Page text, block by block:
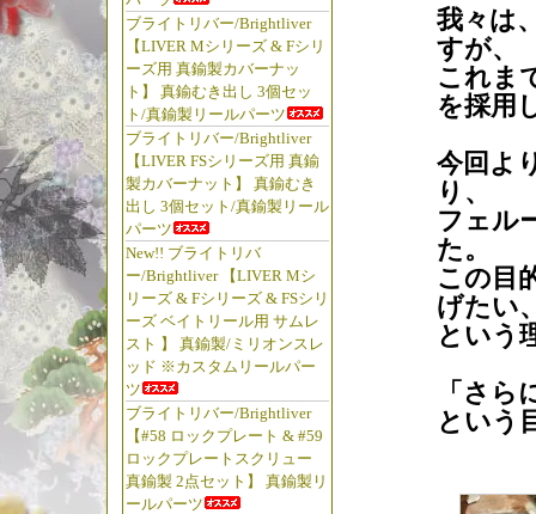
ブライトリバー/Brightliver
【LIVER Mシリーズ & Fシリ
ーズ用 真鍮製カバーナッ
ト】 真鍮むき出し 3個セッ
ト/真鍮製リールパーツ
ブライトリバー/Brightliver
【LIVER FSシリーズ用 真鍮
製カバーナット】 真鍮むき
出し 3個セット/真鍮製リール
パーツ
New!! ブライトリバ
ー/Brightliver 【LIVER Mシ
リーズ & Fシリーズ & FSシリ
ーズ ベイトリール用 サムレ
スト 】 真鍮製/ミリオンスレ
ッド ※カスタムリールパー
ツ
ブライトリバー/Brightliver
【#58 ロックプレート & #59
ロックプレートスクリュー
真鍮製 2点セット】 真鍮製リ
ールパーツ
我々は
すが、
これま
を採用
今回よ
り、
フェル
た。
この目
げたい
という
「さ
という